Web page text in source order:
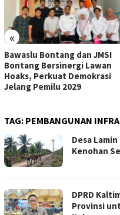
«
Bawaslu Bontang dan JMSI
Bontang Bersinergi Lawan
Hoaks, Perkuat Demokrasi
Jelang Pemilu 2029
TAG: PEMBANGUNAN
Desa
Kenohan
DPRD
Provinsi